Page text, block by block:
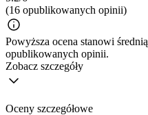
(16 opublikowanych opinii)
Powyższa ocena stanowi
opublikowanych opinii.
Zobacz szczegóły
Oceny szczegółowe